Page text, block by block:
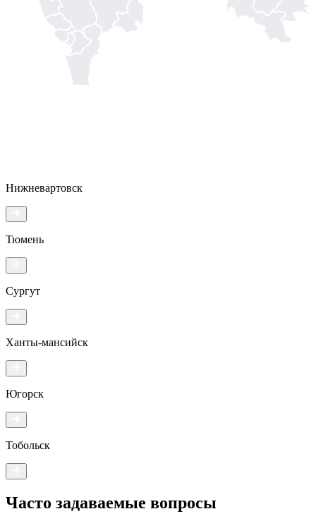
Нижневартовск
Тюмень
Сургут
Ханты-мансийск
Югорск
Тобольск
Часто задаваемые вопросы